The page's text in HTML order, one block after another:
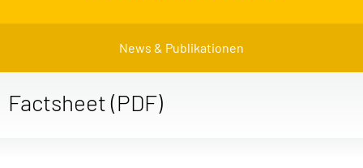
News & Publikationen
Factsheet (PDF)